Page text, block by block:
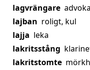
lagvrängare
lajban roligt, kul
lajja leka
lakritsstång
lakritstomte